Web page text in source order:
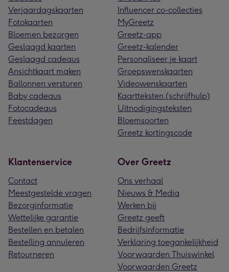
Verjaardagskaarten
Fotokaarten
Bloemen bezorgen
Geslaagd kaarten
Geslaagd cadeaus
Ansichtkaart maken
Ballonnen versturen
Baby cadeaus
Fotocadeaus
Feestdagen
Influencer co-collecties
MyGreetz
Greetz-app
Greetz-kalender
Personaliseer je kaart
Groepswenskaarten
Videowenskaarten
Kaartteksten (schrijfhulp)
Uitnodigingsteksten
Bloemsoorten
Greetz kortingscode
Klantenservice
Contact
Meestgestelde vragen
Bezorginformatie
Wettelijke garantie
Bestellen en betalen
Bestelling annuleren
Retourneren
Over Greetz
Ons verhaal
Nieuws & Media
Werken bij
Greetz geeft
Bedrijfsinformatie
Verklaring toegankelijkheid
Voorwaarden Thuiswinkel
Voorwaarden Greetz